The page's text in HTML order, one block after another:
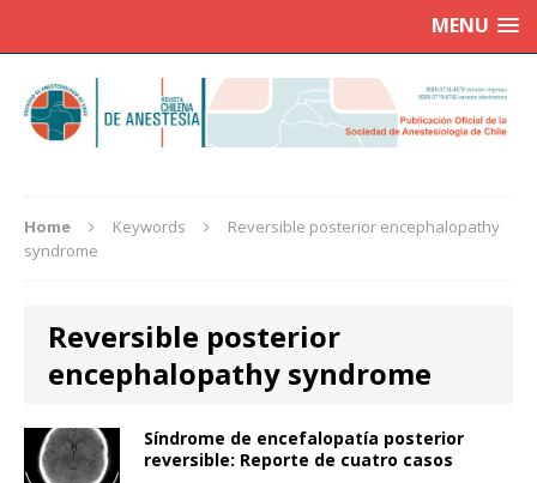
MENU
Home Keywords
Reversible posterior encephalopathy
syndrome
Reversible posterior
encephalopathy syndrome
Síndrome de encefalopatía posterior
reversible: Reporte de cuatro casos